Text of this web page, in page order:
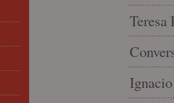
Teresa